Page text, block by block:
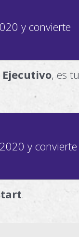
y convierte
, es tu
y convierte
.